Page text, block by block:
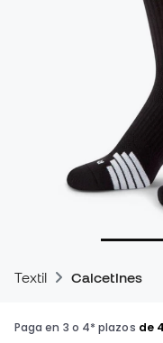
Textil Calcetines